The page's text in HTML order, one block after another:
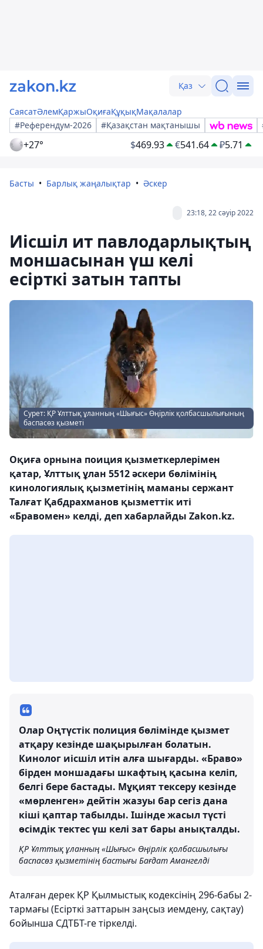
Қаз
СаясатӘлемҚаржыОқиғаҚұқықМақалалар
#Референдум-2026
#Қазақстан мақтанышы
+27° $469.93 €541.64 ₽5.71
Басты Барлық жаңалықтар Әскер
23:18, 22 сәуір 2022
Иісшіл ит павлодарлықтың
моншасынан үш келі
есірткі затын тапты
Сурет: ҚР Ұлттық ұланның «Шығыс» Өңірлік қолбасшылығының
баспасөз қызметі
Оқиға орнына поиция қызметкерлерімен
қатар, Ұлттық ұлан 5512 әскери бөлімінің
кинологиялық қызметінің маманы сержант
Талғат Қабдрахманов қызметтік иті
«Бравомен» келді, деп хабарлайды Zakon.kz.
Олар Оңтүстік полиция бөлімінде қызмет
атқару кезінде шақырылған болатын.
Кинолог иісшіл итін алға шығарды. «Браво»
бірден моншадағы шкафтың қасына келіп,
белгі бере бастады. Мұқият тексеру кезінде
«мөрленген» дейтін жазуы бар сегіз дана
кіші қаптар табылды. Ішінде жасыл түсті
өсімдік тектес үш келі зат бары анықталды.
ҚР Ұлттық ұланның «Шығыс» Өңірлік қолбасшылығы
баспасөз қызметінің бастығы Бағдат Амангелді
Аталған дерек ҚР Қылмыстық кодексінің 296-бабы 2-
тармағы (Есірткі заттарын заңсыз иемдену, сақтау)
бойынша СДТБТ-ге тіркелді.